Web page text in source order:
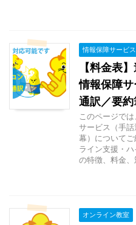
情報保障サービス
【料金表
情報保障
通訳／要
このページで
サービス（手
幕）について
ライン支援・
の特徴、料金、
オンライン教室